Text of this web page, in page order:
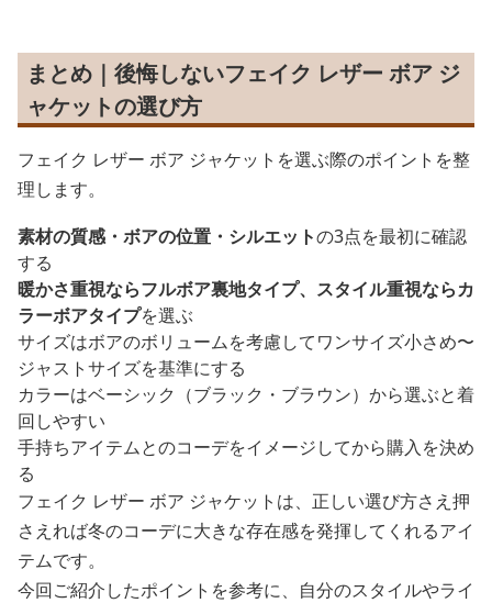
まとめ｜後悔しないフェイク レザー ボア ジ
ャケットの選び方
フェイク レザー ボア ジャケットを選ぶ際のポイントを整
理します。
素材の質感・ボアの位置・シルエットの3点を最初に確認
する
暖かさ重視ならフルボア裏地タイプ、スタイル重視ならカ
ラーボアタイプを選ぶ
サイズはボアのボリュームを考慮してワンサイズ小さめ〜
ジャストサイズを基準にする
カラーはベーシック（ブラック・ブラウン）から選ぶと着
回しやすい
手持ちアイテムとのコーデをイメージしてから購入を決め
る
フェイク レザー ボア ジャケットは、正しい選び方さえ押
さえれば冬のコーデに大きな存在感を発揮してくれるアイ
テムです。
今回ご紹介したポイントを参考に、自分のスタイルやライ